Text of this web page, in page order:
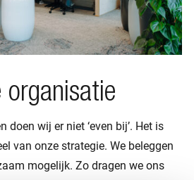
organisatie
doen wij er niet ‘even bij’. Het is
van onze strategie. We beleggen
mogelijk. Zo dragen we ons